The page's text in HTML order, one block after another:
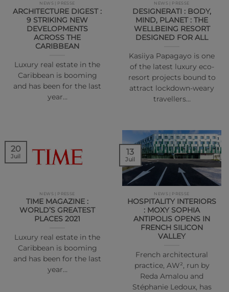
NEWS | PRESSE
ARCHITECTURE DIGEST :
9 STRIKING NEW
DEVELOPMENTS
ACROSS THE
CARIBBEAN
Luxury real estate in the
Caribbean is booming
and has been for the last
year…
NEWS | PRESSE
DESIGNERATI : BODY,
MIND, PLANET : THE
WELLBEING RESORT
DESIGNED FOR ALL
Kasiiya Papagayo is one
of the latest luxury eco-
resort projects bound to
attract lockdown-weary
travellers…
NEWS | PRESSE
TIME MAGAZINE :
WORLD’S GREATEST
PLACES 2021
Luxury real estate in the
Caribbean is booming
and has been for the last
year…
20
Juil
NEWS | PRESSE
HOSPITALITY INTERIORS
: MOXY SOPHIA
ANTIPOLIS OPENS IN
FRENCH SILICON
VALLEY
French architectural
practice, AW², run by
Reda Amalou and
Stéphanie Ledoux, has
13
Juil